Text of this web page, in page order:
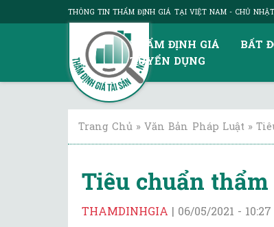
THÔNG TIN THẨM ĐỊNH GIÁ TẠI VIỆT NAM- CHỦ
THẨM ĐỊNH GIÁ BẤT
TUYỂN DỤNG
Trang Chủ »Văn Bản Pháp Luật»
Tiêu chuẩn
THAMDINHGIA | 06/05/2021 - 10:27